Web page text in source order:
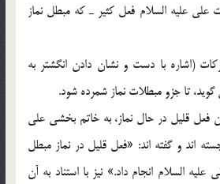
علی علیه السلام فعل کثیر ـ که مبطل نماز
(اشاره با دست و نشان دادن انگشتر به
تا جزو مبطلات نماز شمرده شود.
فعل قلیل در حال نماز، به خاتم بخشی علی
اند و گفته اند: «فعل قلیل در نماز مبطل
السلام انجام داد.» نیز با استناد به آن